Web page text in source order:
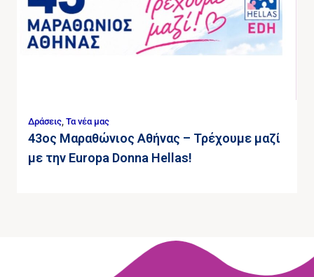
Δράσεις Τα νέα μας
43ος Μαραθώνιος Αθήνας – Τρέχουμε μαζί
με την Europa Donna Hellas!